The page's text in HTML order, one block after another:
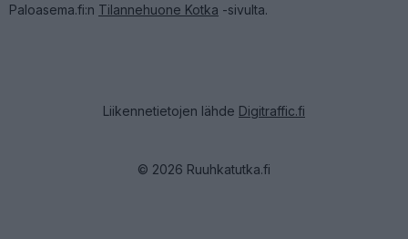
Paloasema.fi:n Tilannehuone Kotka -sivulta.
Liikennetietojen lähde Digitraffic.fi
© 2026 Ruuhkatutka.fi